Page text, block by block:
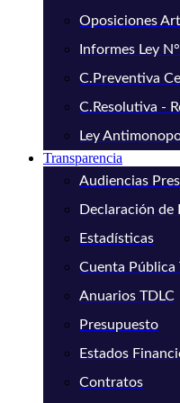
Oposiciones
Informes Ley
C.Preventiva
C.Resolutiva -
Ley
Transparencia
Audiencias
Declaración
Estadísticas
Cuenta Pública
Anuarios TDLC
Presupuesto
Estados
Contratos